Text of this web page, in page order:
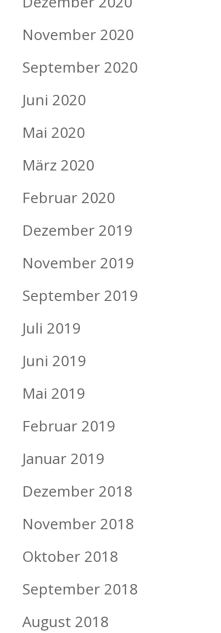
November 2020
September 2020
Juni 2020
Mai 2020
März 2020
Februar 2020
Dezember 2019
November 2019
September 2019
Juli 2019
Juni 2019
Mai 2019
Februar 2019
Januar 2019
Dezember 2018
November 2018
Oktober 2018
September 2018
August 2018